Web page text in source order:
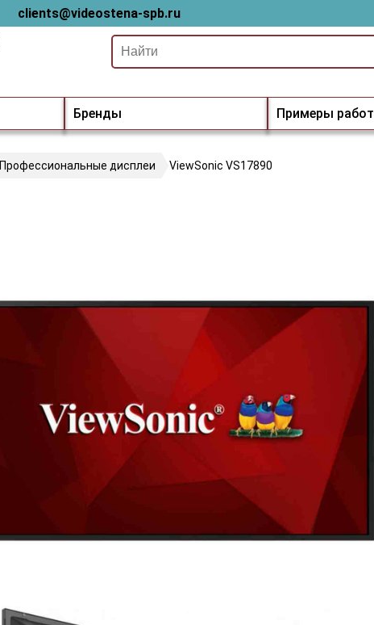
clients@videostena-spb.ru
Бренды Примеры работ
Профессиональные дисплеи ViewSonic VS17890